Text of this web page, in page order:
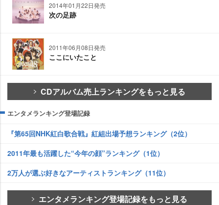
2014年01月22日発売
次の足跡
2011年06月08日発売
ここにいたこと
CDアルバム売上ランキングをもっと見る
エンタメランキング登場記録
『第65回NHK紅白歌合戦』紅組出場予想ランキング（2位）
2011年最も活躍した“今年の顔”ランキング（1位）
2万人が選ぶ好きなアーティストランキング（11位）
エンタメランキング登場記録をもっと見る